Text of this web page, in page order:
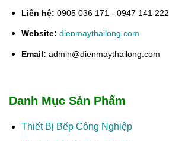
Liên hệ: 0905 036 171 - 0947 141 222
Website: dienmaythailong.com
Email: admin@dienmaythailong.com
Danh Mục Sản Phẩm
Thiết Bị Bếp Công Nghiệp